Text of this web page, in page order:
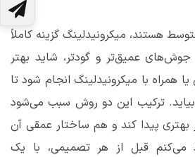
هستند، میکرونیدلینگ گزینه کاملاً
عمیق‌تر و گودتر، شاید بهتر
همراه با میکرونیدلینگ انجام شود تا
ترکیب این دو روش سبب می‌شود
پیدا کند و هم ساختار عمقی آن
می‌کنم قبل از هر تصمیمی، با یک